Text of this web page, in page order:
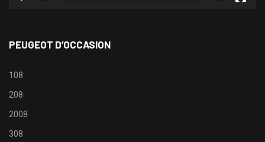
PEUGEOT D’OCCASION
108
208
2008
308